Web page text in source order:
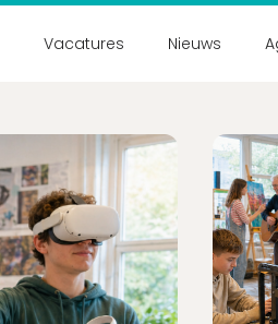
Vacatures Nieuws
Schrijf je binnen 2